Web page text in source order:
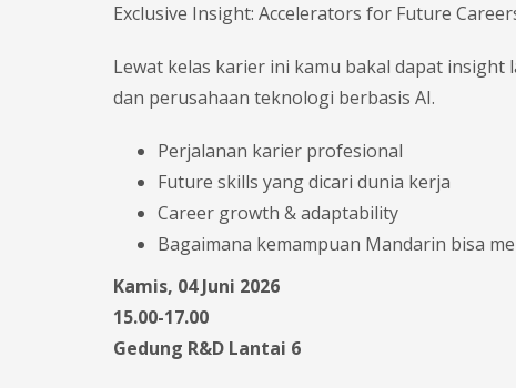
Exclusive Insight: Accelerators for Future
Lewat kelas karier ini kamu bakal dapat
dan perusahaan teknologi berbasis AI.
Perjalanan karier profesional
Future skills yang dicari dunia kerja
Career growth & adaptability
Bagaimana kemampuan Mandarin bisa
Kamis, 04 Juni 2026
15.00-17.00
Gedung R&D Lantai 6